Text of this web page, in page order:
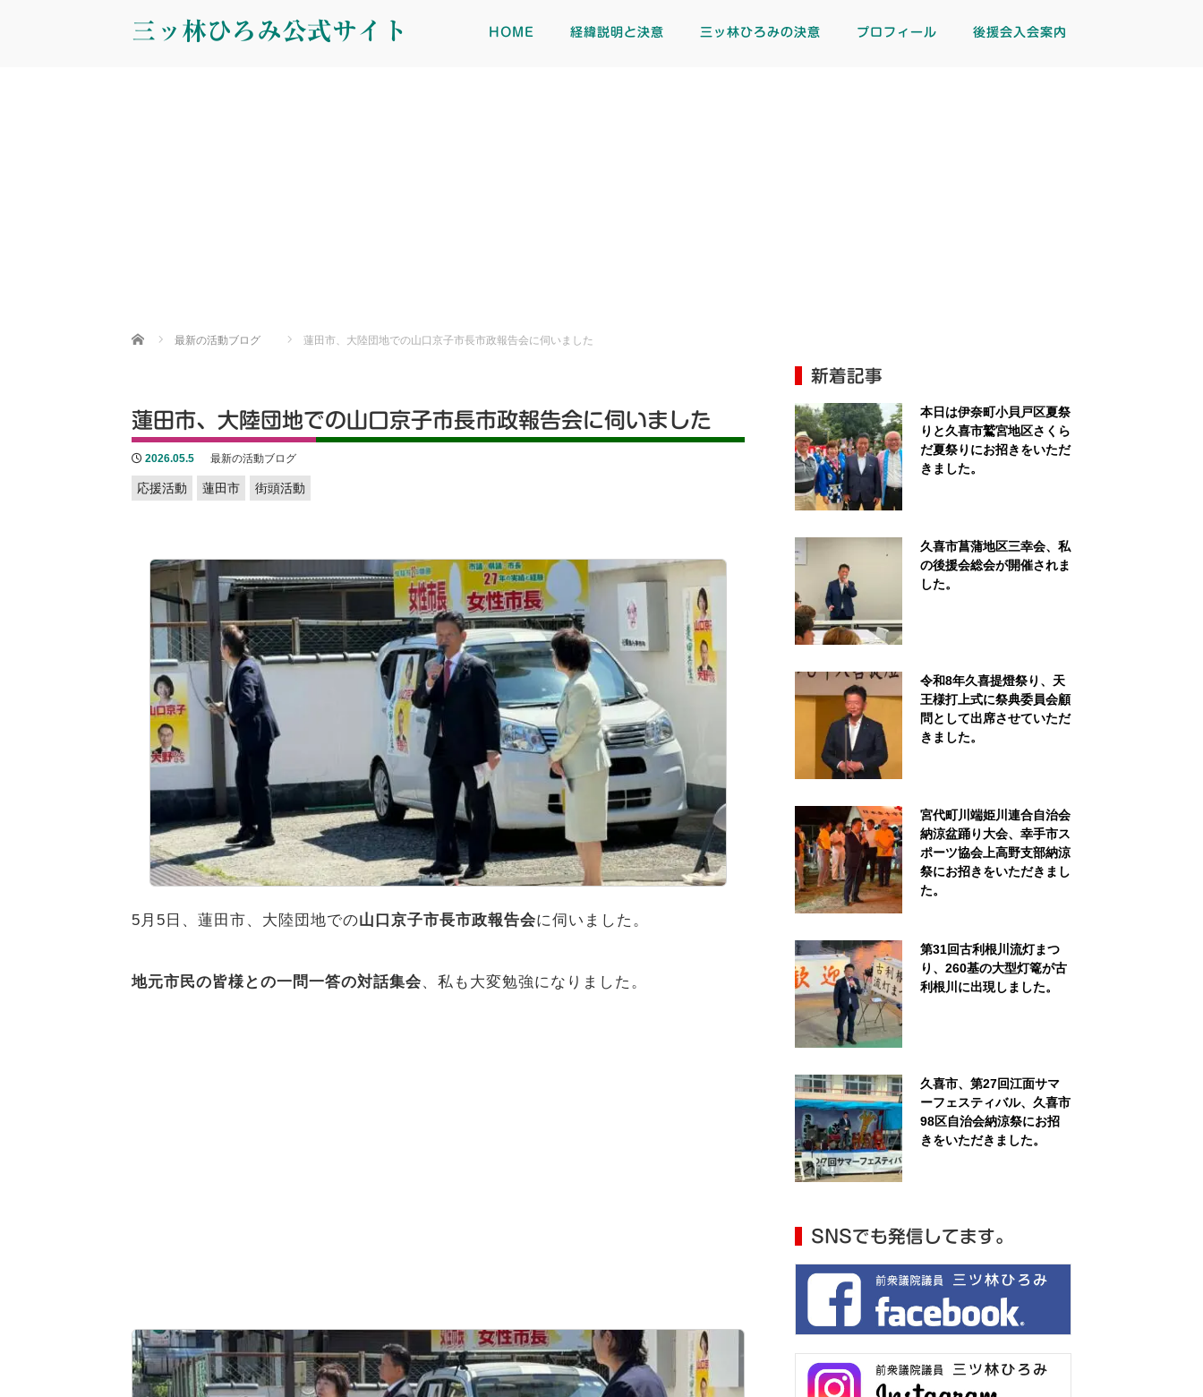
三ッ林ひろみ公式サイト HOME 経緯説明と決意 三ッ林ひろみの決意 プロフィール 後援会入会案内
Home 最新の活動ブログ 蓮田市、大陸団地での山口京子市長市政報告会に伺いました
蓮田市、大陸団地での山口京子市長市政報告会に伺いました
2026.05.5 最新の活動ブログ
応援活動 蓮田市 街頭活動
5月5日、蓮田市、大陸団地での山口京子市長市政報告会に伺いました。
地元市民の皆様との一問一答の対話集会、私も大変勉強になりました。
新着記事
本日は伊奈町小貝戸区夏祭
りと久喜市鷲宮地区さくら
だ夏祭りにお招きをいただ
きました。
久喜市菖蒲地区三幸会、私
の後援会総会が開催されま
した。
令和8年久喜提燈祭り、天
王様打上式に祭典委員会顧
問として出席させていただ
きました。
宮代町川端姫川連合自治会
納涼盆踊り大会、幸手市ス
ポーツ協会上高野支部納涼
祭にお招きをいただきまし
た。
第31回古利根川流灯まつ
り、260基の大型灯篭が古
利根川に出現しました。
久喜市、第27回江面サマ
ーフェスティバル、久喜市
98区自治会納涼祭にお招
きをいただきました。
SNSでも発信してます。